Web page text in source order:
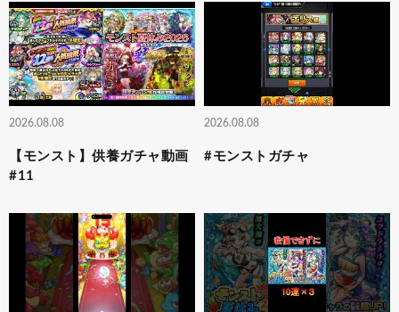
2026.08.08
【モンスト】供養ガチャ動画
#11
2026.08.08
#モンストガチャ